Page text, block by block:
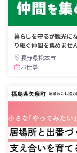
暮らしを守るが観光に
り継ぐ仲間を集めませ
長野県松本市
お仕事